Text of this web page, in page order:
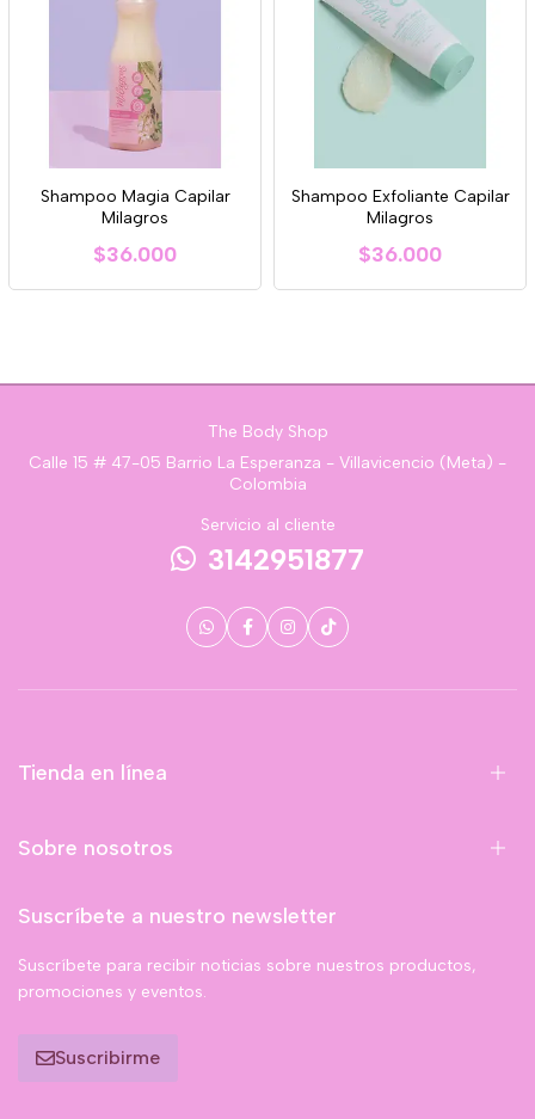
Shampoo Magia Capilar
Milagros
$36.000
Shampoo Exfoliante Capilar
Milagros
$36.000
The Body Shop
Calle 15 # 47-05 Barrio La Esperanza - Villavicencio (Meta) -
Colombia
Servicio al cliente
3142951877
Tienda en línea
Sobre nosotros
Suscríbete a nuestro newsletter
Suscríbete para recibir noticias sobre nuestros productos,
promociones y eventos.
Suscribirme